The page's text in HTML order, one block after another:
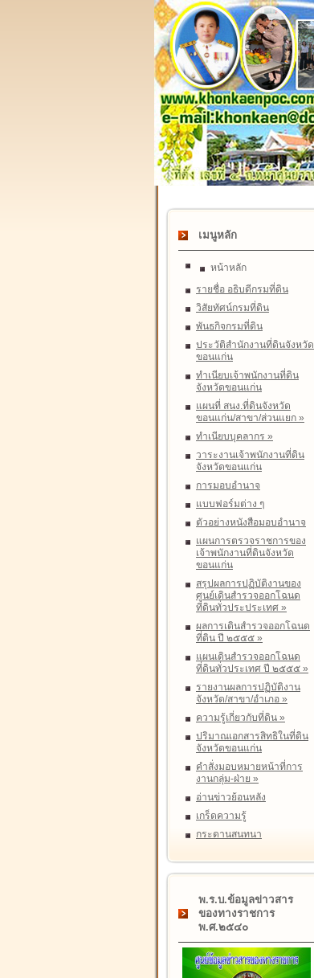
เมนูหลัก
หน้าหลัก
รายชื่อ อธิบดีกรมที่ดิน
วิสัยทัศน์กรมที่ดิน
พันธกิจกรมที่ดิน
ประวัติสำนักงานที่ดินจังหวัด
ขอนแก่น
ทำเนียบเจ้าพนักงานที่ดิน
จังหวัดขอนแก่น
แผนที่ สนง.ที่ดินจังหวัด
ขอนแก่น/สาขา/ส่วนแยก »
ทำเนียบบุคลากร »
วาระงานเจ้าพนักงานที่ดิน
จังหวัดขอนแก่น
การมอบอำนาจ
แบบฟอร์มต่าง ๆ
ตัวอย่างหนังสือมอบอำนาจ
แผนการตรวจราชการของ
เจ้าพนักงานที่ดินจังหวัด
ขอนแก่น
สรุปผลการปฏิบัติงานของ
ศูนย์เดินสำรวจออกโฉนด
ที่ดินทั่วประประเทศ »
ผลการเดินสำรวจออกโฉนด
ที่ดิน ปี ๒๕๕๕ »
แผนเดินสำรวจออกโฉนด
ที่ดินทั่วประเทศ ปี ๒๕๕๕ »
รายงานผลการปฏิบัติงาน
จังหวัด/สาขา/อำเภอ »
ความรู้เกี่ยวกับที่ดิน »
ปริมาณเอกสารสิทธิในที่ดิน
จังหวัดขอนแก่น
คำสั่งมอบหมายหน้าที่การ
งานกลุ่ม-ฝ่าย »
อ่านข่าวย้อนหลัง
เกร็ดความรู้
กระดานสนทนา
พ.ร.บ.ข้อมูลข่าวสาร
ของทางราชการ
พ.ศ.๒๕๔๐